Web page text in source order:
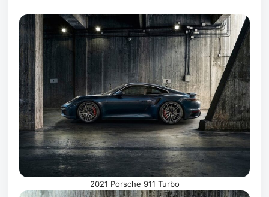
2021 Porsche 911 Turbo